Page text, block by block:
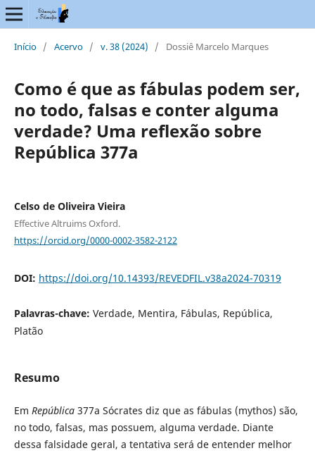
Início / Acervo / v. 38 (2024) / Dossiê Marcelo Marques
Como é que as fábulas podem ser,
no todo, falsas e conter alguma
verdade? Uma reflexão sobre
República 377a
Celso de Oliveira Vieira
Effective Altruims Oxford.
https://orcid.org/0000-0002-3582-2122
DOI: https://doi.org/10.14393/REVEDFIL.v38a2024-70319
Palavras-chave: Verdade, Mentira, Fábulas, República,
Platão
Resumo
Em República377a Sócrates diz que as fábulas (mythos) são,
no todo, falsas, mas possuem, alguma verdade. Diante
dessa falsidade geral, a tentativa será de entender melhor